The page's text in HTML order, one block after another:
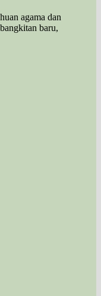
agama dan
baru,